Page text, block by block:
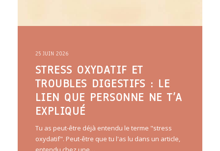
25 JUIN 2026
STRESS OXYDATIF ET
TROUBLES DIGESTIFS : LE
LIEN QUE PERSONNE NE T’A
EXPLIQUÉ
Tu as peut-être déjà entendu le terme "stress
oxydatif". Peut-être que tu l'as lu dans un article,